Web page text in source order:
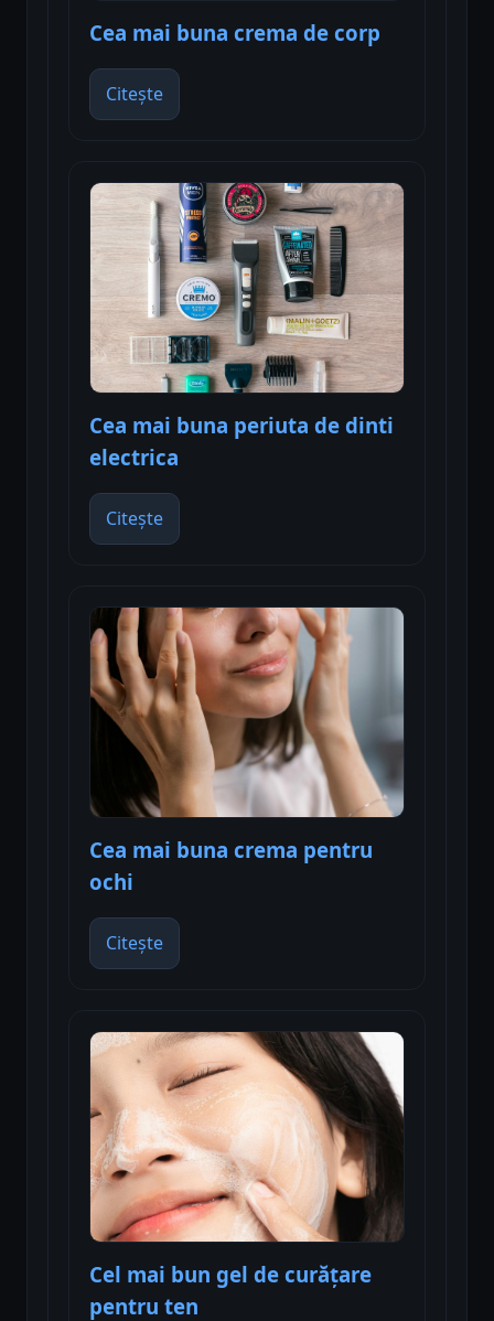
Cea mai buna crema de corp
Citește
Cea mai buna periuta de dinti
electrica
Citește
Cea mai buna crema pentru
ochi
Citește
Cel mai bun gel de curățare
pentru ten